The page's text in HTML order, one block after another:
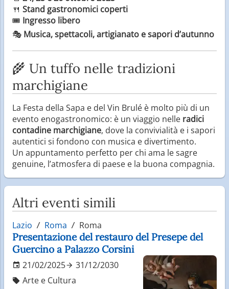
🍴 Stand gastronomici coperti
🎟️ Ingresso libero
🎭 Musica, spettacoli, artigianato e sapori d’autunno
🌾 Un tuffo nelle tradizioni
marchigiane
La Festa della Sapa e del Vin Brulé è molto più di un
evento enogastronomico: è un viaggio nelle radici
contadine marchigiane, dove la convivialità e i sapori
autentici si fondono con musica e divertimento.
Un appuntamento perfetto per chi ama le sagre
genuine, l’atmosfera di paese e la buona compagnia.
Altri eventi simili
Lazio Roma Roma
Presentazione del restauro del Presepe del
Guercino a Palazzo Corsini
21/02/2025
31/12/2030
Arte e Cultura